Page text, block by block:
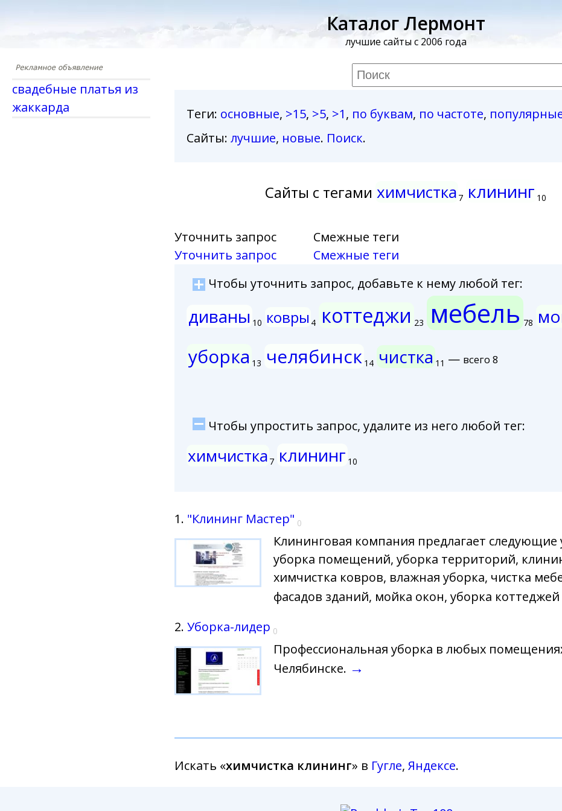
Каталог Лермонт
лучшие сайты с 2006 года
свадебные платья из
жаккарда
Теги: основные, >15, >5, >1, по буквам, по частоте,
Сайты: лучшие, новые. Поиск.
Сайты с тегами химчистка 7 клининг 10
Уточнить запрос
Уточнить запрос
Смежные теги
Смежные теги
Чтобы уточнить запрос, добавьте к нему любой тег:
диваны 10 ковры 4 коттеджи 23 мебель 78
уборка 13 челябинск 14 чистка 11 — всего 8
Чтобы упростить запрос, удалите из него любой тег:
химчистка 7 клининг 10
1. "Клининг Мастер" 0
Клининговая компания предлагает следующие
уборка помещений, уборка территорий,
химчистка ковров, влажная уборка, чистка
фасадов зданий, мойка окон, уборка коттеджей
2. Уборка-лидер 0
Профессиональная уборка в любых
Челябинске. →
Искать «химчистка клининг» в Гугле, Яндексе.